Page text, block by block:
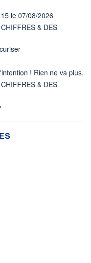
le 07/08/2026
& DES
! Rien ne va plus.
& DES